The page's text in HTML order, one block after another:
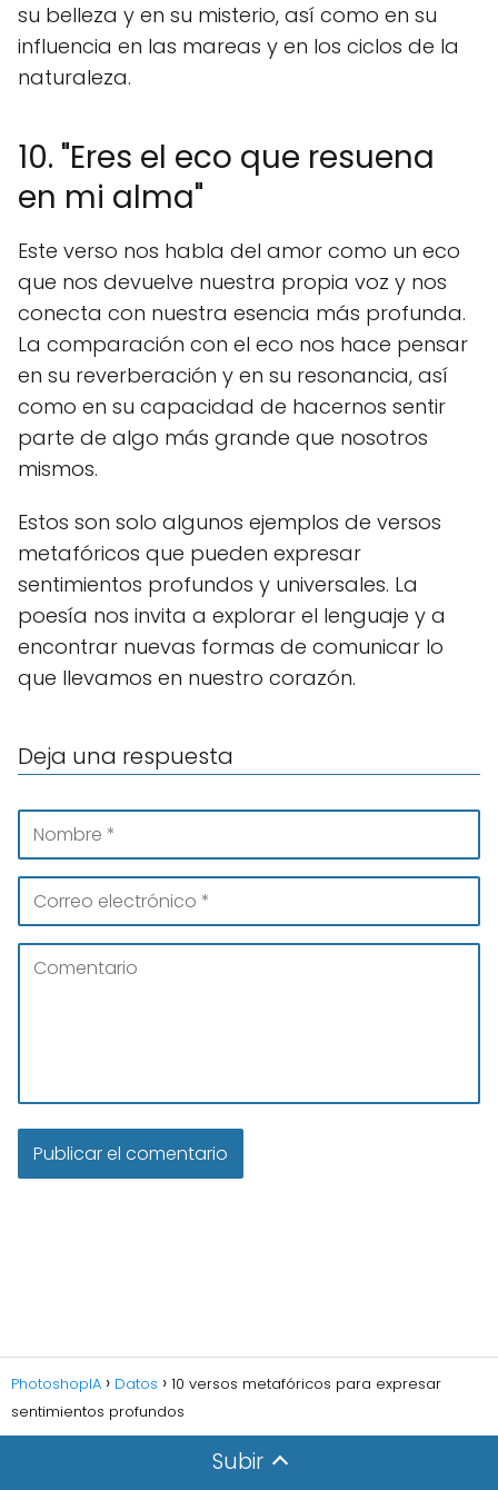
su belleza y en su misterio, así como en su
influencia en las mareas y en los ciclos de la
naturaleza.
10. "Eres el eco que resuena
en mi alma"
Este verso nos habla del amor como un eco
que nos devuelve nuestra propia voz y nos
conecta con nuestra esencia más profunda.
La comparación con el eco nos hace pensar
en su reverberación y en su resonancia, así
como en su capacidad de hacernos sentir
parte de algo más grande que nosotros
mismos.
Estos son solo algunos ejemplos de versos
metafóricos que pueden expresar
sentimientos profundos y universales. La
poesía nos invita a explorar el lenguaje y a
encontrar nuevas formas de comunicar lo
que llevamos en nuestro corazón.
Deja una respuesta
PhotoshopIA Datos
10 versos metafóricos para expresar
sentimientos profundos
Subir